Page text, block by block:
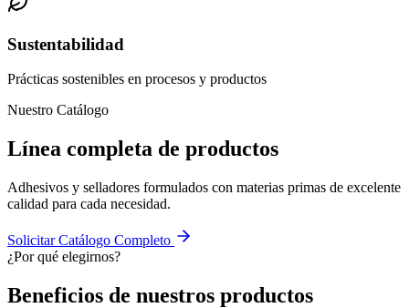
Sustentabilidad
Prácticas sostenibles en procesos y productos
Nuestro Catálogo
Línea completa de productos
Adhesivos y selladores formulados con materias primas de excelente
calidad para cada necesidad.
Solicitar Catálogo Completo
¿Por qué elegirnos?
Beneficios de nuestros productos